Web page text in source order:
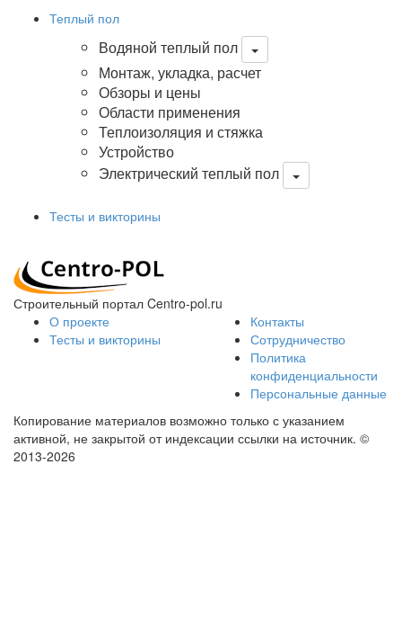
Теплый пол
Водяной теплый пол
Монтаж, укладка, расчет
Обзоры и цены
Области применения
Теплоизоляция и стяжка
Устройство
Электрический теплый пол
Тесты и викторины
Строительный портал Centro-pol.ru
О проекте
Тесты и викторины
Контакты
Сотрудничество
Политика
конфиденциальности
Персональные данные
Копирование материалов возможно только с указанием
активной, не закрытой от индексации ссылки на источник. ©
2013-2026